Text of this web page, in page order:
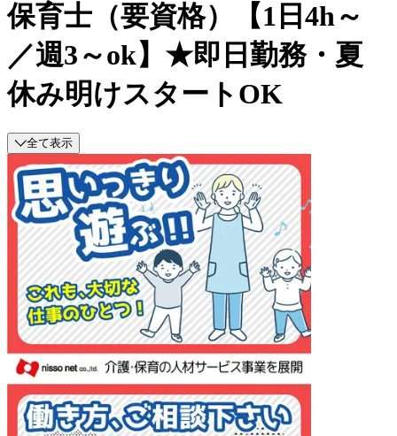
保育士（要資格）【1日4h～
／週3～ok】★即日勤務・夏
休み明けスタートOK
全て表示